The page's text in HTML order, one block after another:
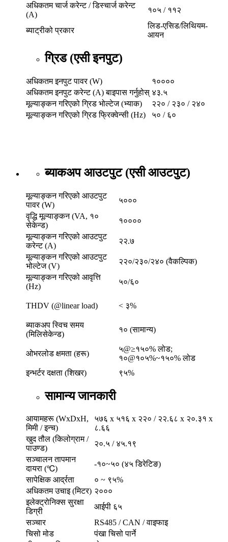
अधिकतम चार्ज करेन्ट / डिस्चार्ज करेन्ट
(A)
१०५ / ११२
ब्याट्रीको प्रकार
लिड-एसिड/लिथियम-
आयन
ग्रिड (एसी इनपुट)
अधिकतम इनपुट पावर (W)
१००००
अधिकतम इनपुट करेन्ट (A) बाइपास गर्नुहोस् ४३.५
मूल्याङ्कन गरिएको ग्रिड भोल्टेज (भ्याक)
२२० / २३० / २४०
मूल्याङ्कन गरिएको ग्रिड फ्रिक्वेन्सी (Hz)
५० / ६०
ब्याकअप आउटपुट (एसी आउटपुट)
मूल्याङ्कन गरिएको आउटपुट
पावर (W)
५०००
वृद्धि मूल्याङ्कन (VA, १०
सेकेन्ड)
१००००
मूल्याङ्कन गरिएको आउटपुट
करेन्ट (A)
२२.७
मूल्याङ्कन गरिएको आउटपुट
भोल्टेज (V)
२२०/२३०/२४० (वैकल्पिक)
मूल्याङ्कन गरिएको आवृत्ति
(Hz)
५०/६०
THDV (@linear load) < ३%
ब्याकअप स्विच समय
(मिलिसेकेन्ड)
१० (सामान्य)
ओभरलोड क्षमता (हरू)
५@≥१५०% लोड;
१०@१०५%~१५०% लोड
इन्भर्टर दक्षता (शिखर)
९५%
सामान्य जानकारी
आयामहरू (WxDxH,
मिमी / इन्च)
५७६ x ५१६ x २२० / २२.६८ x २०.३१ x
८.६६
खुद तौल (किलोग्राम /
पाउण्ड)
२०.५ / ४५.१९
सञ्चालन तापमान
दायरा (℃)
-१०~५० (४५ डिरेटिङ)
सापेक्षिक आर्द्रता
० ~ ९५%
अधिकतम उचाइ (मिटर) २०००
इलेक्ट्रोनिक्स सुरक्षा
डिग्री
आईपी ​​६५
सञ्चार
RS485 / CAN / वाइफाइ
चिसो मोड
पंखा चिसो पार्ने